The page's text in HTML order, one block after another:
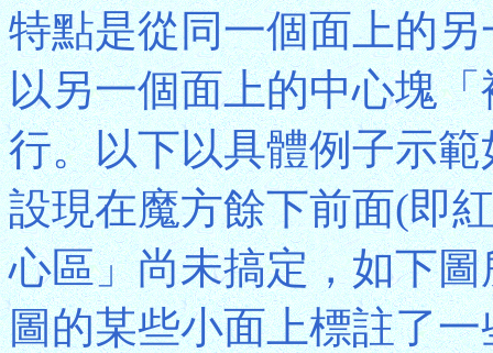
特點是從同一個面上的
以另一個面上的中心塊
行。以下以具體例子示
設現在魔方餘下前面(即
心區」尚未搞定，如下
圖的某些小面上標註了